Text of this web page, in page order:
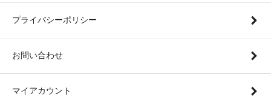
プライバシーポリシー
お問い合わせ
マイアカウント